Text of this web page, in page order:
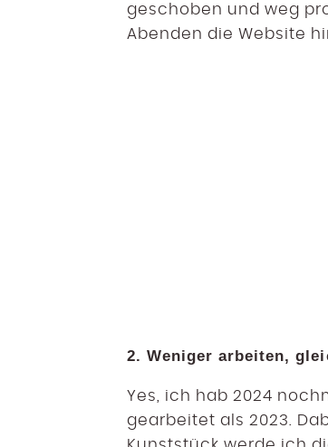
geschoben und weg
Abenden die Website
2. Weniger arbeiten,
Yes, ich hab 2024
gearbeitet als 2023.